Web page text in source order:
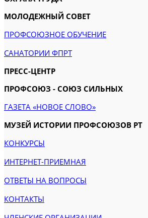
МОЛОДЕЖНЫЙ СОВЕТ
ПРОФСОЮЗНОЕ ОБУЧЕНИЕ
САНАТОРИИ ФПРТ
ПРЕСС-ЦЕНТР
ПРОФСОЮЗ - СОЮЗ СИЛЬНЫХ
ГАЗЕТА «НОВОЕ СЛОВО»
МУЗЕЙ ИСТОРИИ ПРОФСОЮЗОВ РТ
КОНКУРСЫ
ИНТЕРНЕТ-ПРИЕМНАЯ
ОТВЕТЫ НА ВОПРОСЫ
КОНТАКТЫ